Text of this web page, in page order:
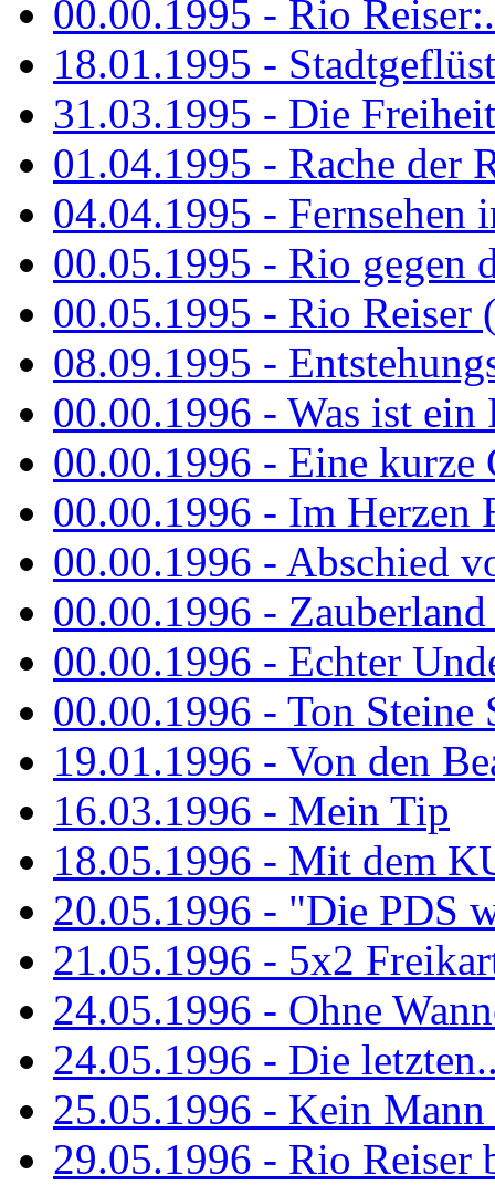
00.00.1995 - Rio
18.01.1995 -
31.03.1995 - Die
01.04.1995 - Rache der
04.04.1995 - Fernsehen
00.05.1995 - Rio gegen
00.05.1995 - Rio Reiser
08.09.1995 -
00.00.1996 - Was ist ein
00.00.1996 - Eine kurze
00.00.1996 - Im Herzen
00.00.1996 - Abschied
00.00.1996 -
00.00.1996 - Echter
00.00.1996 - Ton Steine
19.01.1996 - Von den
16.03.1996 - Mein Tip
18.05.1996 - Mit dem
20.05.1996 - "Die PDS
21.05.1996 - 5x2
24.05.1996 - Ohne
24.05.1996 - Die
25.05.1996 - Kein
29.05.1996 - Rio Reiser